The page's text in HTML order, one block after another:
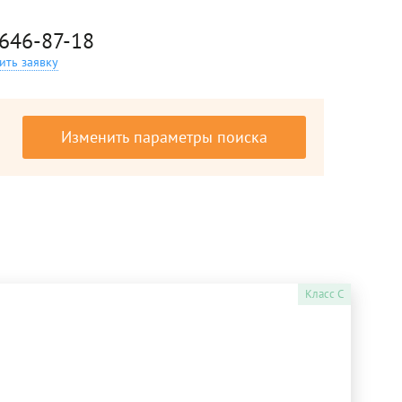
87-18
заявку
Изменить параметры поиска
Класс C